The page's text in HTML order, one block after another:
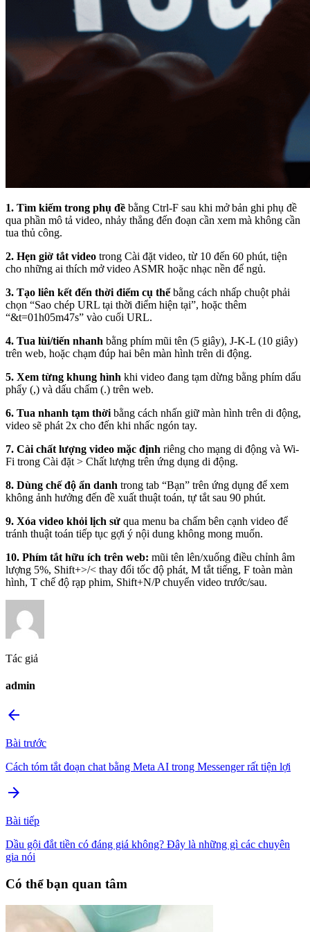
1. Tìm kiếm trong phụ đề bằng Ctrl-F sau khi mở bản ghi phụ đề
qua phần mô tả video, nhảy thẳng đến đoạn cần xem mà không cần
tua thủ công.
2. Hẹn giờ tắt video trong Cài đặt video, từ 10 đến 60 phút, tiện
cho những ai thích mở video ASMR hoặc nhạc nền để ngủ.
3. Tạo liên kết đến thời điểm cụ thểbằng cách nhấp chuột phải
chọn “Sao chép URL tại thời điểm hiện tại”, hoặc thêm
“&t=01h05m47s” vào cuối URL.
4. Tua lùi/tiến nhanh bằng phím mũi tên (5 giây), J-K-L (10 giây)
trên web, hoặc chạm đúp hai bên màn hình trên di động.
5. Xem từng khung hình khi video đang tạm dừng bằng phím dấu
phẩy (,) và dấu chấm (.) trên web.
6. Tua nhanh tạm thời bằng cách nhấn giữ màn hình trên di động,
video sẽ phát 2x cho đến khi nhấc ngón tay.
7. Cài chất lượng video mặc định riêng cho mạng di động và Wi-
Fi trong Cài đặt > Chất lượng trên ứng dụng di động.
8. Dùng chế độ ẩn danh trong tab “Bạn” trên ứng dụng để xem
không ảnh hưởng đến đề xuất thuật toán, tự tắt sau 90 phút.
9. Xóa video khỏi lịch sử qua menu ba chấm bên cạnh video để
tránh thuật toán tiếp tục gợi ý nội dung không mong muốn.
10. Phím tắt hữu ích trên web: mũi tên lên/xuống điều chỉnh âm
lượng 5%, Shift+>/< thay đổi tốc độ phát, M tắt tiếng, F toàn màn
hình, T chế độ rạp phim, Shift+N/P chuyển video trước/sau.
Tác giả
admin
arrow_back
Bài trước
Cách tóm tắt đoạn chat bằng Meta AI trong Messenger rất tiện lợi
arrow_forward
Bài tiếp
Dầu gội đắt tiền có đáng giá không? Đây là những gì các chuyên
gia nói
Có thể bạn quan tâm